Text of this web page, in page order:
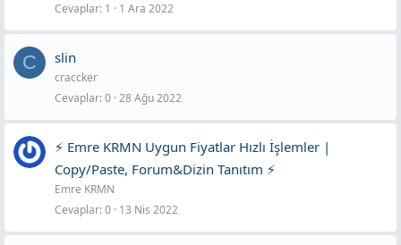
Cevaplar 1 1 Ara 2022
C slin
craccker
Cevaplar 0 28 Ağu 2022
⚡ Emre KRMN Uygun Fiyatlar Hızlı İşlemler |
Copy/Paste, Forum&Dizin Tanıtım ⚡
Emre KRMN
Cevaplar 0 13 Nis 2022